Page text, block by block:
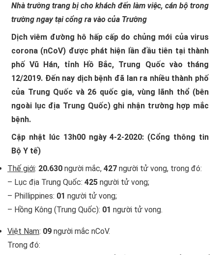
Nhà trường trang bị cho khách đến làm việc, cán bộ trong
trường ngay tại cổng ra vào của Trường
Dịch viêm đường hô hấp cấp do chủng mới của virus
corona (nCoV) được phát hiện lần đầu tiên tại thành
phố Vũ Hán, tỉnh Hồ Bắc, Trung Quốc vào tháng
12/2019. Đến nay dịch bệnh đã lan ra nhiều thành phố
của Trung Quốc và 26 quốc gia, vùng lãnh thổ (bên
ngoài lục địa Trung Quốc) ghi nhận trường hợp mắc
bệnh.
Cập nhật lúc 13h00 ngày 4-2-2020: (Cổng thông tin
Bộ Y tế)
Thế giới: 20.630 người mắc, 427 người tử vong, trong đó:
– Lục địa Trung Quốc: 425 người tử vong;
– Phillippines: 01 người tử vong;
– Hồng Kông (Trung Quốc): 01 người tử vong.
Việt Nam: 09 người mắc nCoV.
Trong đó: